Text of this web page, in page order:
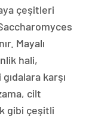
çeşitleri
Mayalı
hali,
karşı
cilt
gibi çeşitli